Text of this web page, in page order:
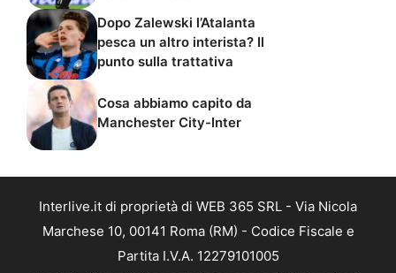
Dopo Zalewski l’Atalanta
pesca un altro interista? Il
punto sulla trattativa
Cosa abbiamo capito da
Manchester City-Inter
Interlive.it di proprietà di WEB 365 SRL - Via Nicola
Marchese 10, 00141 Roma (RM) - Codice Fiscale e
Partita I.V.A. 12279101005